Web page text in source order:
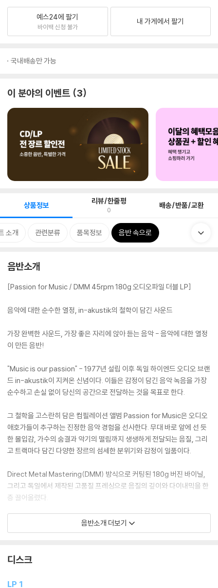
예스24에 팔기
바이백 신청 불가
내 가게에서 팔기
국내배송만 가능
이 분야의 이벤트 3
상품정보 리뷰/한줄평
0 배송/반품/교환
소개 관련분류 품목정보 음반 속으로
음반소개
[Passion for Music / DMM 45rpm 180g 오디오파일 더블 LP]
음악에 대한 순수한 열정, in-akustik의 철학이 담긴 사운드
가장 완벽한 사운드, 가장 좋은 자리에 앉아 듣는 음악 - 음악에 대한 열정
이 만든 음반!
"Music is our passion" - 1977년 설립 이후 독일 하이엔드 오디오 브랜
드 in-akustik이 지켜온 신념이다. 이들은 감정이 담긴 음악 녹음을 가장
순수하고 손실 없이 당신의 공간으로 전달하는 것을 목표로 한다.
그 철학을 고스란히 담은 컴필레이션 앨범 Passion for Music은 오디오
애호가들이 추구하는 진정한 음악 경험을 선사한다. 무대 바로 앞에 선 듯
한 몰입감, 가수의 숨결과 악기의 떨림까지 생생하게 전달되는 음질, 그리
고 트랙마다 담긴 다양한 장르의 섬세한 분위기와 감정이 일품이다.
Direct Metal Mastering(DMM) 방식으로 커팅된 180g 버진 바이닐,
그리고 독일에서 제작된 고품질 프레싱으로 음질의 깊이와 다이내믹을 한
층 끌어올렸다.
-180g 오디오파일 더블 LP (버진 바이닐)
-45rpm
-게이트폴드 자켓
음반소개 더보기
디스크
LP 1